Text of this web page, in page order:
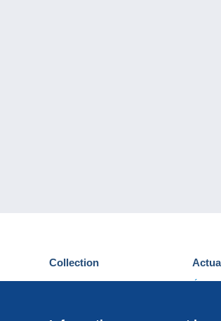
Collection
Cartes postales